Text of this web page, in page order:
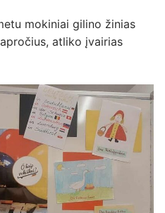
mokiniai gilino žinias
atliko įvairias